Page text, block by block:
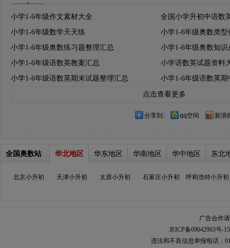
小学1-6年级作文素材大全
全国小学升初中语数
小学1-6年级数学天天练
小学1-6年级奥数类
小学1-6年级奥数练习题整理汇总
小学1-6年级奥数知识
小学1-6年级语数英教案汇总
小学语数英试题资料
小学1-6年级语数英期末试题整理汇总
小学1-6年级语数英
点击查看更多
分享到: qq空间 新浪
全国奥数站 华北地区 华东地区 华南地区 华中地区 东北
北京小升初 天津小升初 太原小升初 石家庄小升初 呼和浩特小升初
广告合作
京ICP备09042963号-15
违法和不良信息举报电话：